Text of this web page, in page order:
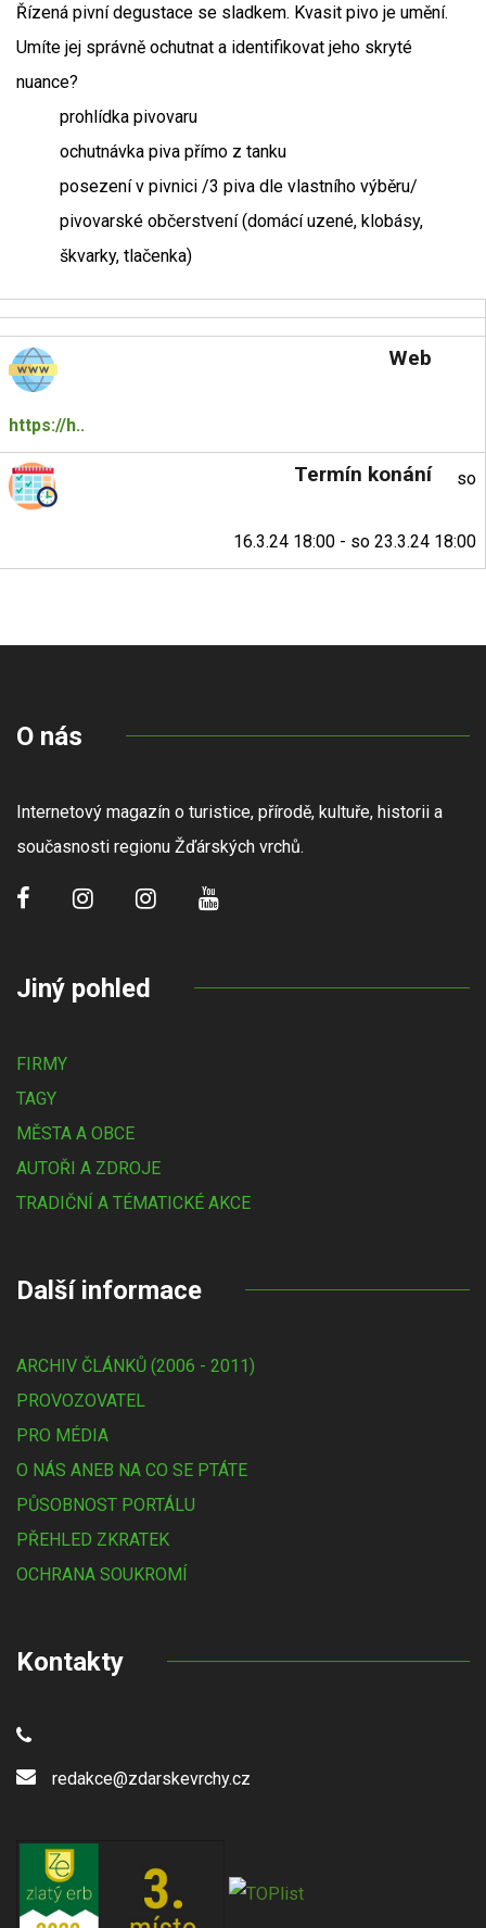
Řízená pivní degustace se sladkem. Kvasit pivo je umění.
Umíte jej správně ochutnat a identifikovat jeho skryté
nuance?
prohlídka pivovaru
ochutnávka piva přímo z tanku
posezení v pivnici /3 piva dle vlastního výběru/
pivovarské občerstvení (domácí uzené, klobásy,
škvarky, tlačenka)
Web
https://h..
Termín konání so
16.3.24 18:00 - so 23.3.24 18:00
O nás
Internetový magazín o turistice, přírodě, kultuře, historii a
současnosti regionu Žďárských vrchů.
Jiný pohled
FIRMY
TAGY
MĚSTA A OBCE
AUTOŘI A ZDROJE
TRADIČNÍ A TÉMATICKÉ AKCE
Další informace
ARCHIV ČLÁNKŮ (2006 - 2011)
PROVOZOVATEL
PRO MÉDIA
O NÁS ANEB NA CO SE PTÁTE
PŮSOBNOST PORTÁLU
PŘEHLED ZKRATEK
OCHRANA SOUKROMÍ
Kontakty
redakce@zdarskevrchy.cz